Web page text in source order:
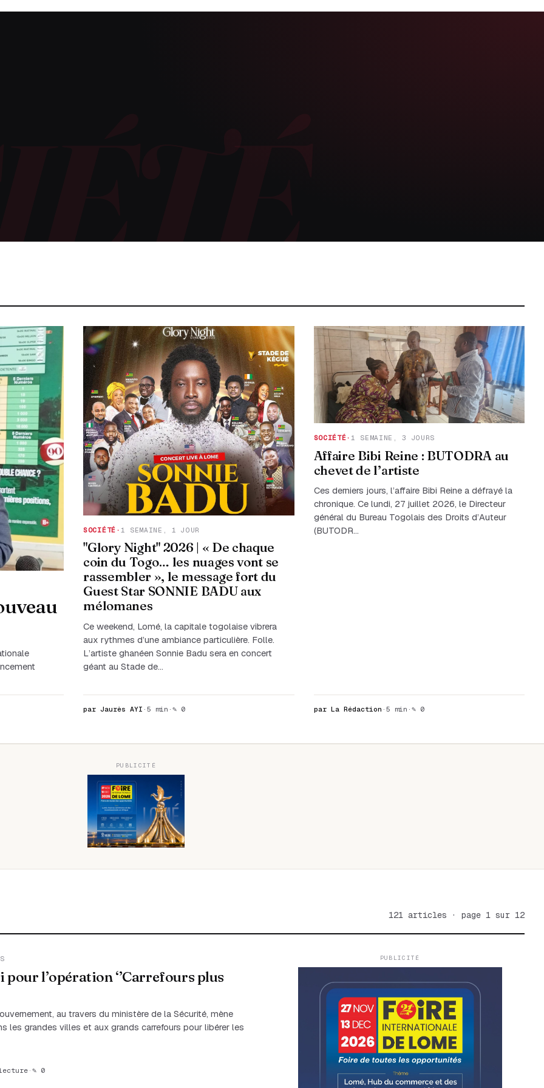
SOCIÉTÉ · 1 SEMAINE, 1 JOUR
"Glory Night" 2026 | « De chaque
coin du Togo… les nuages vont se
rassembler », le message fort du
Guest Star SONNIE BADU aux
mélomanes
Ce weekend, Lomé, la capitale togolaise vibrera
aux rythmes d’une ambiance particulière. Folle.
L’artiste ghanéen Sonnie Badu sera en concert
géant au Stade de…
par Jaurès AYI ·5 min ·✎ 0
SOCIÉTÉ· 1 SEMAINE, 3 JOURS
Affaire Bibi Reine : BUTODRA au
chevet de l’artiste
Ces derniers jours, l’affaire Bibi Reine a défrayé la
chronique. Ce lundi, 27 juillet 2026, le Directeur
général du Bureau Togolais des Droits d’Auteur
(BUTODR…
par La Rédaction · 5 min · ✎ 0
PUBLICITÉ
121 articles · page 1 sur 12
pour l’opération ‘’Carrefours plus
au travers du ministère de la Sécurité, mène
les grandes villes et aux grands carrefours pour libérer les
· ✎ 0
PUBLICITÉ